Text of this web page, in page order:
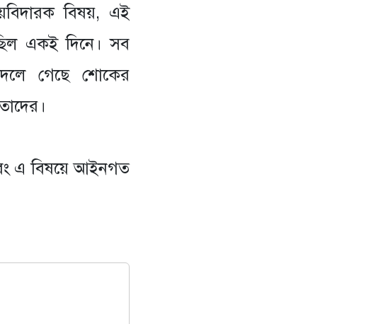
বিষয়, এই
একই দিনে। সব
গেছে শোকের
এ বিষয়ে আইনগত